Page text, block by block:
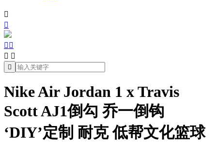


 
 

Nike Air Jordan 1 x Travis
Scott AJ1倒勾 乔一倒钩
‘DIY’定制 耐克 低帮文化篮球